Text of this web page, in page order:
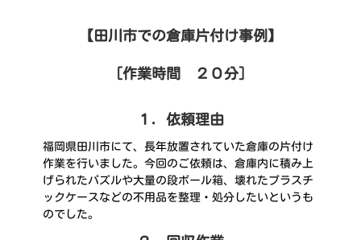
【田川市での倉庫片付け事例】
［作業時間 ２０分］
１．依頼理由
福岡県田川市にて、長年放置されていた倉庫の片付け
作業を行いました。今回のご依頼は、倉庫内に積み上
げられたパズルや大量の段ボール箱、壊れたプラスチ
ックケースなどの不用品を整理・処分したいというも
のでした。